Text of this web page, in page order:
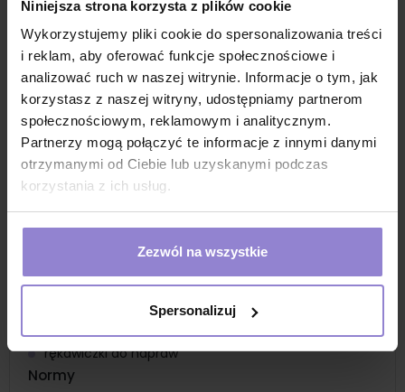
Niniejsza strona korzysta z plików cookie
Wykorzystujemy pliki cookie do spersonalizowania treści
i reklam, aby oferować funkcje społecznościowe i
analizować ruch w naszej witrynie. Informacje o tym, jak
korzystasz z naszej witryny, udostępniamy partnerom
społecznościowym, reklamowym i analitycznym.
Partnerzy mogą połączyć te informacje z innymi danymi
otrzymanymi od Ciebie lub uzyskanymi podczas
korzystania z ich usług.
Zezwól na wszystkie
Spersonalizuj
rękawiczki do sprzątania
rękawiczki do przemysłu chemicznego
rękawiczki dla branży budowlanej
rękawiczki odporne na wirusy
rękawiczki odporne na substancje chemiczne
rękawiczki do obsługi delikatnych elementów
elektronicznych
rękawiczki nitrylowe czarne do obsługi pojazdów
rękawiczki do prac mechanicznych
rękawiczki do branży przetwórczej: przetwórstwo
rękawiczki do napraw
Normy